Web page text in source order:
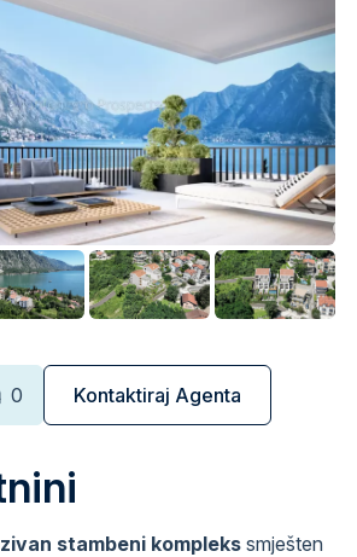
0 Kontaktiraj Agenta
stambeni komplekssmješten